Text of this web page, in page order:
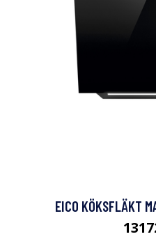
EICO KÖKSFLÄKT